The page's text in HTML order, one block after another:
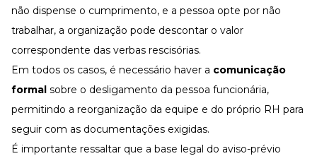
não dispense o cumprimento, e a pessoa opte por não
trabalhar, a organização pode descontar o valor
correspondente das verbas rescisórias.
Em todos os casos, é necessário haver a comunicação
formal sobre o desligamento da pessoa funcionária,
permitindo a reorganização da equipe e do próprio RH para
seguir com as documentações exigidas.
É importante ressaltar que a base legal do aviso-prévio